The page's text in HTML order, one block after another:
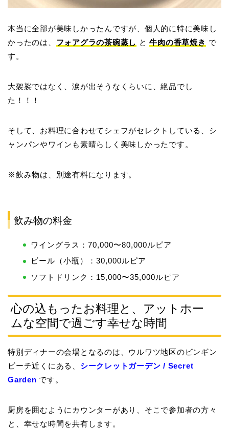
本当に全部が美味しかったんですが、個人的に特に美味し
かったのは、 フォアグラの茶碗蒸し と牛肉の香草焼き で
す。
大袈裟ではなく、涙が出そうなくらいに、絶品でし
た！！！
そして、お料理に合わせてシェフがセレクトしている、シ
ャンパンやワインも素晴らしく美味しかったです。
※飲み物は、別途有料になります。
飲み物の料金
ワイングラス：70,000〜80,000ルピア
ビール（小瓶）：30,000ルピア
ソフトドリンク：15,000〜35,000ルピア
心の込もったお料理と、アットホー
ムな空間で過ごす幸せな時間
特別ディナーの会場となるのは、ウルワツ地区のビンギン
ビーチ近くにある、 シークレットガーデン / Secret
Garden です。
厨房を囲むようにカウンターがあり、そこで参加者の方々
と、幸せな時間を共有します。